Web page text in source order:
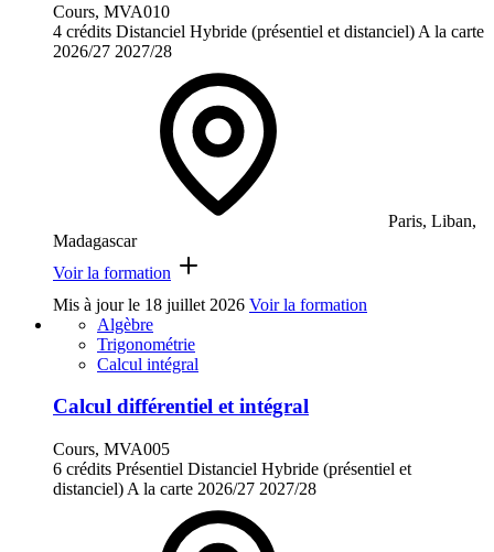
Cours, MVA010
4 crédits Distanciel Hybride (présentiel et distanciel) A la carte
2026/27 2027/28
Paris, Liban,
Madagascar
Voir la formation
Mis à jour le 18 juillet 2026 Voir la formation
Algèbre
Trigonométrie
Calcul intégral
Calcul différentiel et intégral
Cours, MVA005
6 crédits Présentiel Distanciel Hybride (présentiel et
distanciel) A la carte 2026/27 2027/28